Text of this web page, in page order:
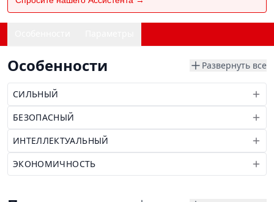
Особенности Развернуть все
СИЛЬНЫЙ
БЕЗОПАСНЫЙ
ИНТЕЛЛЕКТУАЛЬНЫЙ
ЭКОНОМИЧНОСТЬ